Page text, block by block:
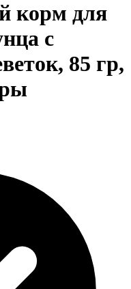
корм для
с
85 гр,